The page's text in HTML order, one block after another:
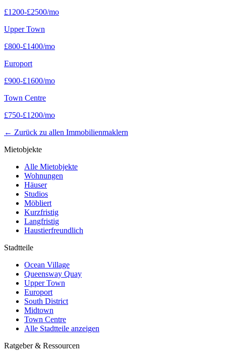
£1200-£2500/mo
Upper Town
£800-£1400/mo
Europort
£900-£1600/mo
Town Centre
£750-£1200/mo
← Zurück zu allen Immobilienmaklern
Mietobjekte
Alle Mietobjekte
Wohnungen
Häuser
Studios
Möbliert
Kurzfristig
Langfristig
Haustierfreundlich
Stadtteile
Ocean Village
Queensway Quay
Upper Town
Europort
South District
Midtown
Town Centre
Alle Stadtteile anzeigen
Ratgeber & Ressourcen